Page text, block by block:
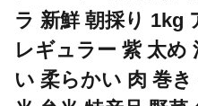
ラ 新鮮 朝採り 1kg
レギュラー 紫 太め
い 柔らかい 肉 巻